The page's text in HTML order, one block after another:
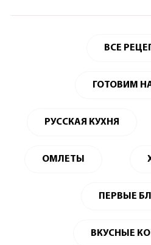
ВСЕ
ГОТОВИМ
РУССКАЯ КУХНЯ
ОМЛЕТЫ
ПЕРВЫЕ
ВКУСНЫЕ